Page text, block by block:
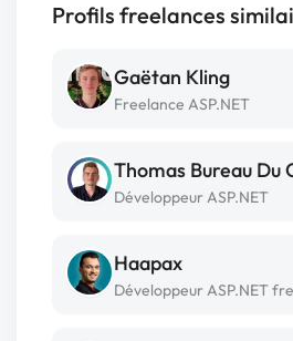
Profils freelances
Gaëtan Kling
Freelance ASP.NET
Thomas Bureau Du
Développeur ASP.NET
Haapax
Développeur ASP.NET